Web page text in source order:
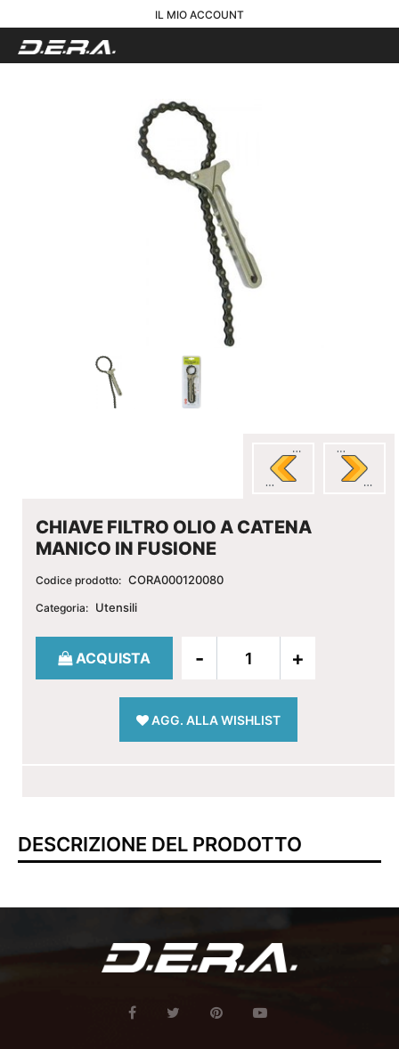
IL MIO ACCOUNT
CHIAVE FILTRO OLIO A CATENA
MANICO IN FUSIONE
Codice prodotto: CORA000120080
Categoria: Utensili
Quantità
ACQUISTA
AGG. ALLA WISHLIST
DESCRIZIONE DEL PRODOTTO